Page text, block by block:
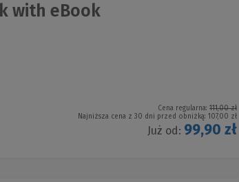
with eBook
Cena regularna: 111,00 zł
Najniższa cena z 30 dni przed obniżką: 107,00 zł
Już od: 99,90 zł